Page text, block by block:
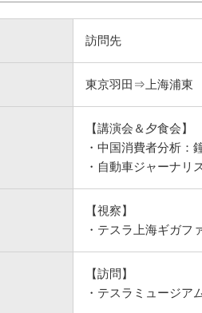
訪問先
東京羽田⇒上海浦東
【講演会＆夕食会】
・中国消費者分析：
・自動車ジャーナリ
【視察】
・テスラ上海ギガフ
【訪問】
・テスラミュージア